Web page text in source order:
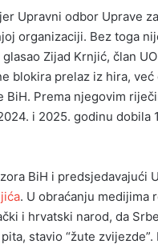
jer Upravni odbor Uprave
organizaciji. Bez toga
Zijad Krnjić, član
blokira prelaz iz hira,
Prema njegovim
i 2025. godinu dobila
BiH i predsjedavajući
. U obraćanju medijima
i hrvatski narod, da
stavio “žute